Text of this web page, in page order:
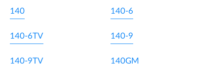
140 140-6
140-6TV 140-9
140-9TV 140GM